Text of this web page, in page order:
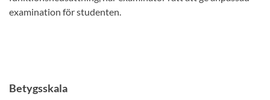
examination för studenten.
Betygsskala